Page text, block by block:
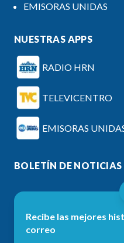
EMISORAS UNIDAS
NUESTRAS APPS
RADIO HRN
TELEVICENTRO
EMISORAS
BOLETÍN DE NOTICIAS
Recibe las mejores
correo